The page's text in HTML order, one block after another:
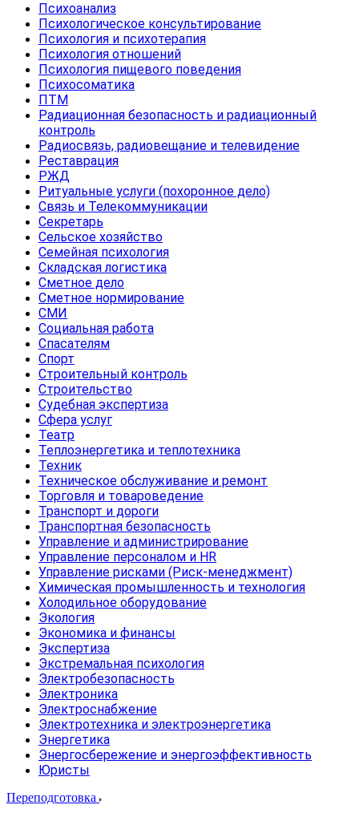
Психоанализ
Психологическое консультирование
Психология и психотерапия
Психология отношений
Психология пищевого поведения
Психосоматика
ПТМ
Радиационная безопасность и радиационный
контроль
Радиосвязь, радиовещание и телевидение
Реставрация
РЖД
Ритуальные услуги (похоронное дело)
Связь и Телекоммуникации
Секретарь
Сельское хозяйство
Семейная психология
Складская логистика
Сметное дело
Сметное нормирование
СМИ
Социальная работа
Спасателям
Спорт
Строительный контроль
Строительство
Судебная экспертиза
Сфера услуг
Театр
Теплоэнергетика и теплотехника
Техник
Техническое обслуживание и ремонт
Торговля и товароведение
Транспорт и дороги
Транспортная безопасность
Управление и администрирование
Управление персоналом и HR
Управление рисками (Риск-менеджмент)
Химическая промышленность и технология
Холодильное оборудование
Экология
Экономика и финансы
Экспертиза
Экстремальная психология
Электробезопасность
Электроника
Электроснабжение
Электротехника и электроэнергетика
Энергетика
Энергосбережение и энергоэффективность
Юристы
Переподготовка